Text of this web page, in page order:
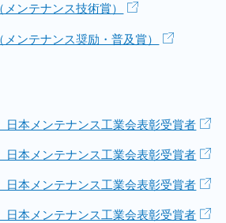
ンテナンス技術賞）
ンテナンス奨励・普及賞）
日本メンテナンス工業会表彰受賞者
日本メンテナンス工業会表彰受賞者
日本メンテナンス工業会表彰受賞者
日本メンテナンス工業会表彰受賞者